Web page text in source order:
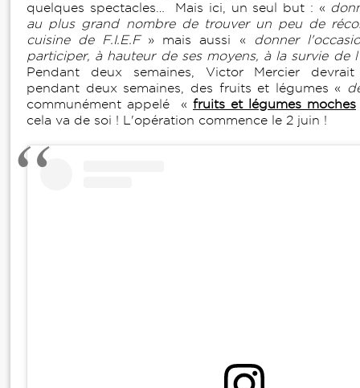
quelques spectacles… Mais ici, un seul but : «
au plus grand nombre de trouver un peu de
cuisine de F.I.E.F» mais aussi « donner
participer, à hauteur de ses moyens, à la survie de
Pendant deux semaines, Victor Mercier
pendant deux semaines, des fruits et légumes «
communément appelé « fruits et légumes moches
cela va de soi ! L'opération commence le 2 juin !